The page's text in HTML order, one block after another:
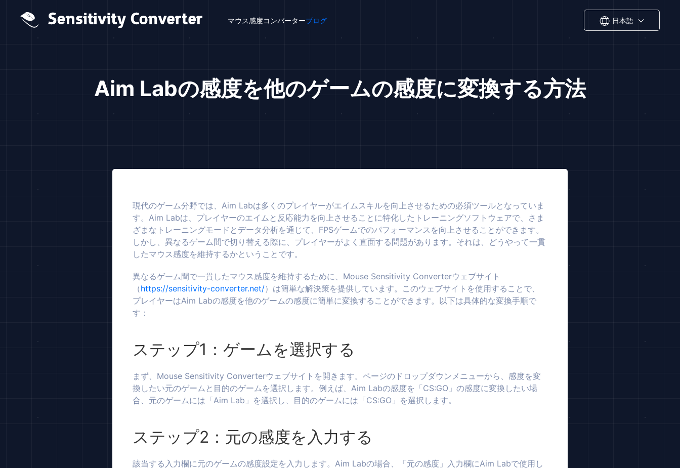
マウス感度コンバーターブログ 日本語
Aim Labの感度を他のゲームの感度に変換する方法
現代のゲーム分野では、Aim Labは多くのプレイヤーがエイムスキルを向上させるための必須ツールとなっていま
す。Aim Labは、プレイヤーのエイムと反応能力を向上させることに特化したトレーニングソフトウェアで、さま
ざまなトレーニングモードとデータ分析を通じて、FPSゲームでのパフォーマンスを向上させることができます。
しかし、異なるゲーム間で切り替える際に、プレイヤーがよく直面する問題があります。それは、どうやって一貫
したマウス感度を維持するかということです。
異なるゲーム間で一貫したマウス感度を維持するために、Mouse Sensitivity Converterウェブサイト
（https://sensitivity-converter.net/）は簡単な解決策を提供しています。このウェブサイトを使用することで、
プレイヤーはAim Labの感度を他のゲームの感度に簡単に変換することができます。以下は具体的な変換手順で
す：
ステップ1：ゲームを選択する
まず、Mouse Sensitivity Converterウェブサイトを開きます。ページのドロップダウンメニューから、感度を変
換したい元のゲームと目的のゲームを選択します。例えば、Aim Labの感度を「CS:GO」の感度に変換したい場
合、元のゲームには「Aim Lab」を選択し、目的のゲームには「CS:GO」を選択します。
ステップ2：元の感度を入力する
該当する入力欄に元のゲームの感度設定を入力します。Aim Labの場合、「元の感度」入力欄にAim Labで使用し